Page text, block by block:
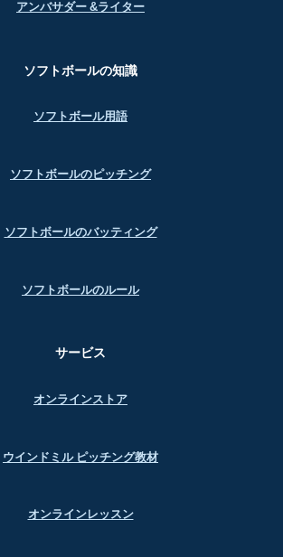
アンバサダー &ライター
ソフトボールの知識
ソフトボール用語
ソフトボールのピッチング
ソフトボールのバッティング
ソフトボールのルール
サービス
オンラインストア
ウインドミル ピッチング教材
オンラインレッスン